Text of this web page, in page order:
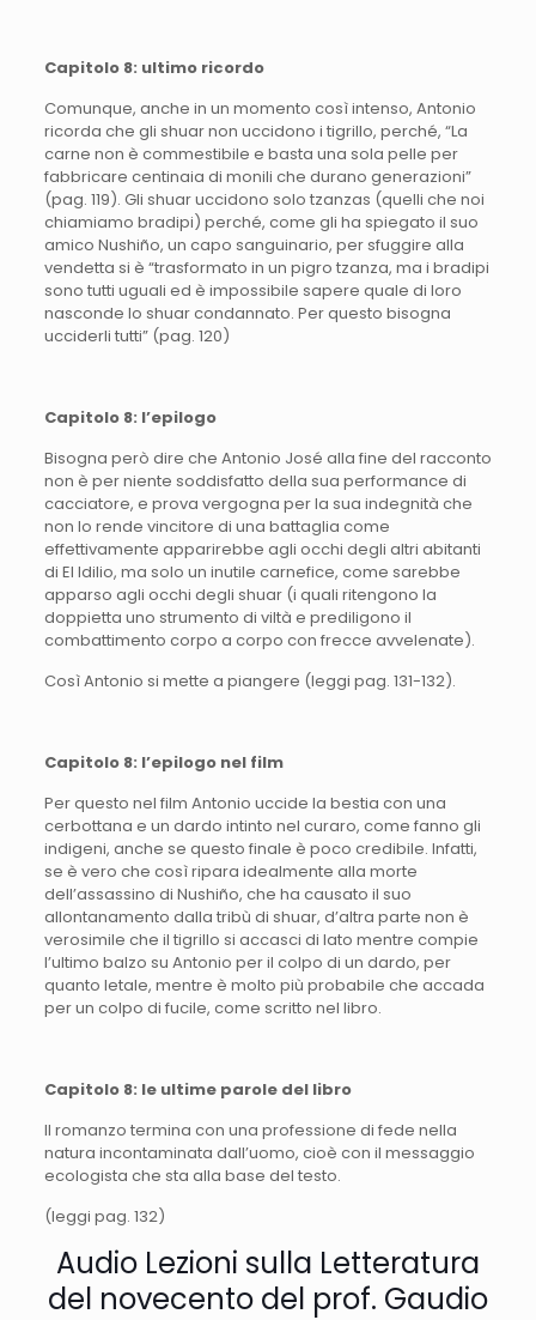
Capitolo 8: ultimo ricordo
Comunque, anche in un momento così intenso, Antonio
ricorda che gli shuar non uccidono i tigrillo, perché, “La
carne non è commestibile e basta una sola pelle per
fabbricare centinaia di monili che durano generazioni”
(pag. 119). Gli shuar uccidono solo tzanzas (quelli che noi
chiamiamo bradipi) perché, come gli ha spiegato il suo
amico Nushiño, un capo sanguinario, per sfuggire alla
vendetta si è “trasformato in un pigro tzanza, ma i bradipi
sono tutti uguali ed è impossibile sapere quale di loro
nasconde lo shuar condannato. Per questo bisogna
ucciderli tutti” (pag. 120)
Capitolo 8: l’epilogo
Bisogna però dire che Antonio José alla fine del racconto
non è per niente soddisfatto della sua performance di
cacciatore, e prova vergogna per la sua indegnità che
non lo rende vincitore di una battaglia come
effettivamente apparirebbe agli occhi degli altri abitanti
di El Idilio, ma solo un inutile carnefice, come sarebbe
apparso agli occhi degli shuar (i quali ritengono la
doppietta uno strumento di viltà e prediligono il
combattimento corpo a corpo con frecce avvelenate).
Così Antonio si mette a piangere (leggi pag. 131-132).
Capitolo 8: l’epilogo nel film
Per questo nel film Antonio uccide la bestia con una
cerbottana e un dardo intinto nel curaro, come fanno gli
indigeni, anche se questo finale è poco credibile. Infatti,
se è vero che così ripara idealmente alla morte
dell’assassino di Nushiño, che ha causato il suo
allontanamento dalla tribù di shuar, d’altra parte non è
verosimile che il tigrillo si accasci di lato mentre compie
l’ultimo balzo su Antonio per il colpo di un dardo, per
quanto letale, mentre è molto più probabile che accada
per un colpo di fucile, come scritto nel libro.
Capitolo 8: le ultime parole del libro
Il romanzo termina con una professione di fede nella
natura incontaminata dall’uomo, cioè con il messaggio
ecologista che sta alla base del testo.
(leggi pag. 132)
Audio Lezioni sulla Letteratura
del novecento del prof. Gaudio